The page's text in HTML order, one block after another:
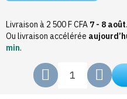
Livraison à 2 500 F CFA 7 - 8 août.
Ou livraison accélérée
min.